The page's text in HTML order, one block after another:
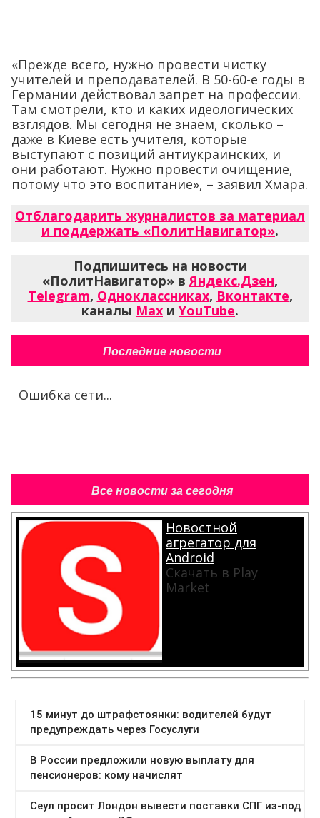
«Прежде всего, нужно провести чистку
учителей и преподавателей. В 50-60-е годы в
Германии действовал запрет на профессии.
Там смотрели, кто и каких идеологических
взглядов. Мы сегодня не знаем, сколько –
даже в Киеве есть учителя, которые
выступают с позиций антиукраинских, и
они работают. Нужно провести очищение,
потому что это воспитание», – заявил Хмара.
Отблагодарить журналистов за материал
и поддержать «ПолитНавигатор».
Подпишитесь на новости
«ПолитНавигатор» вЯндекс.Дзен,
Telegram, Одноклассниках, Вконтакте,
каналы Max и YouTube.
Последние новости
Ошибка сети...
Все новости за сегодня
Новостной
агрегатор для
Android
Скачать в Play
Market